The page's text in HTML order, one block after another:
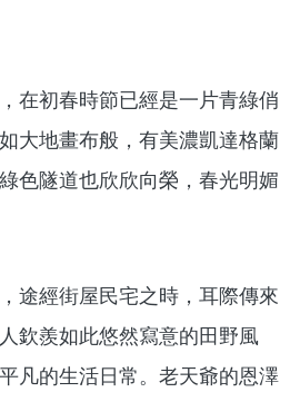
初春時節已經是一片青綠俏
大地畫布般，有美濃凱達格蘭
色隧道也欣欣向榮，春光明媚
經街屋民宅之時，耳際傳來
欽羨如此悠然寫意的田野風
凡的生活日常。老天爺的恩澤